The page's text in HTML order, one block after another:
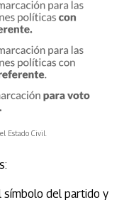
Estado Civil.
símbolo del partido y